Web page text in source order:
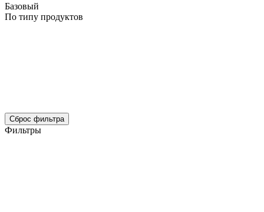
Базовый
По типу продуктов
Сброс фильтра
Фильтры